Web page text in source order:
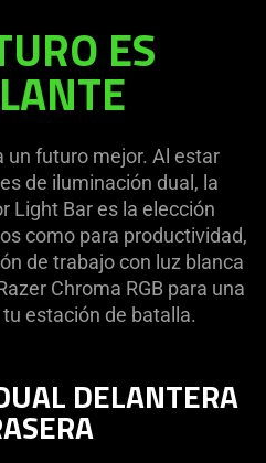
ES
un futuro mejor. Al estar
de iluminación dual, la
Light Bar es la elección
como para productividad,
de trabajo con luz blanca
Chroma RGB para una
estación de batalla.
DELANTERA